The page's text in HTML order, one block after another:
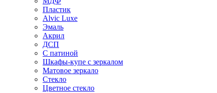
Пластик
Alvic Luxe
Эмаль
Акрил
ДСП
С патиной
Шкафы-купе с зеркалом
Матовое зеркало
Стекло
Цветное стекло